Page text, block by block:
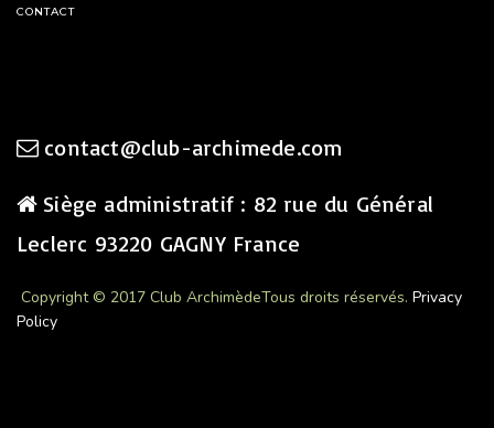
CONTACT
contact@club-archimede.com
Siège administratif : 82 rue du Général
Leclerc 93220 GAGNY France
Copyright © 2017 Club ArchimèdeTous droits réservés. Privacy
Policy